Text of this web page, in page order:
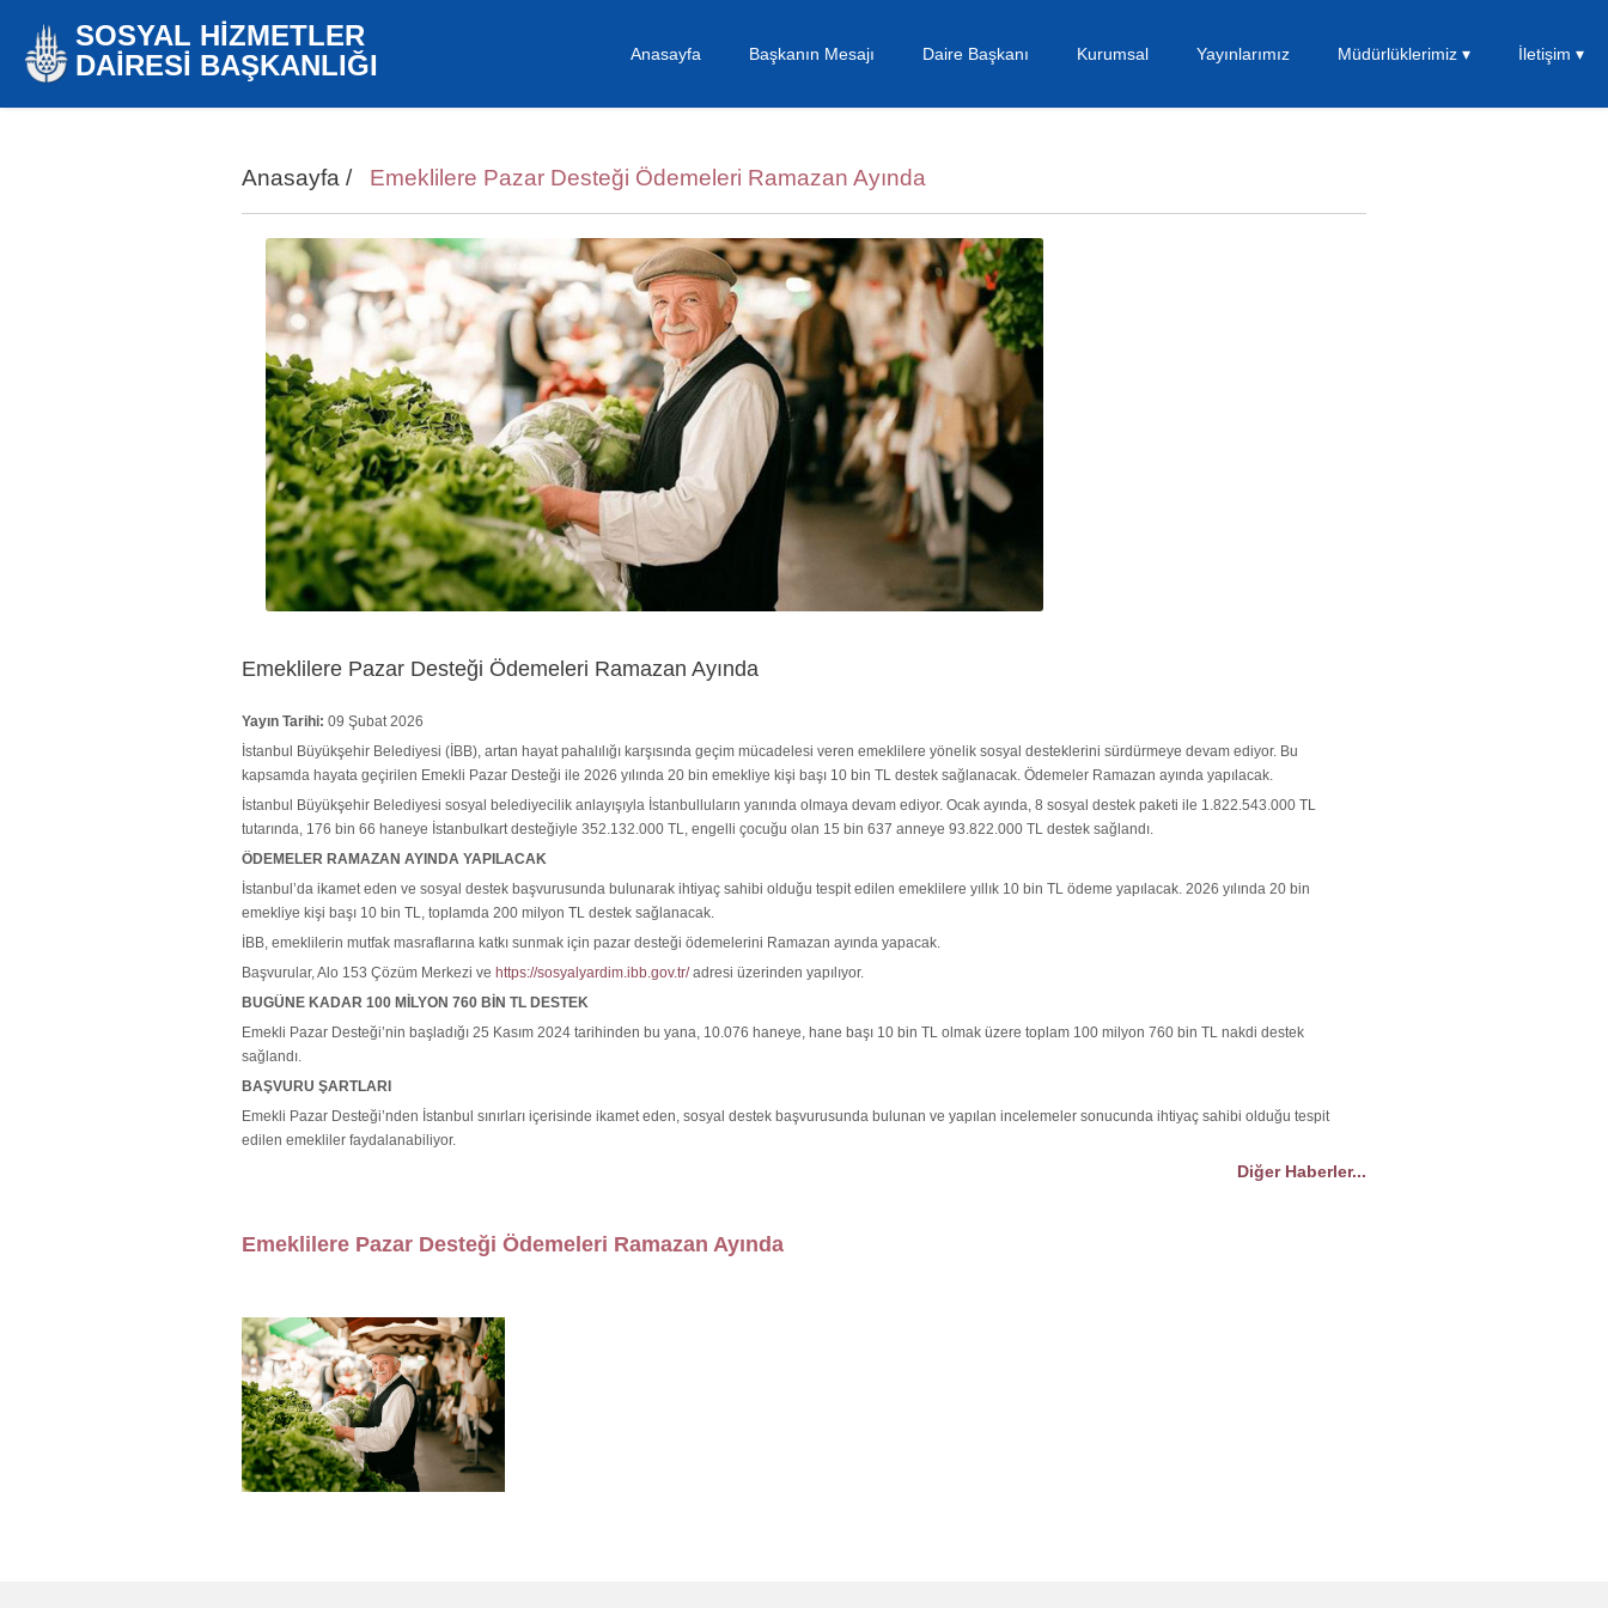
SOSYAL HİZMETLER
DAİRESİ BAŞKANLIĞI
Anasayfa Başkanın Mesajı Daire Başkanı Kurumsal Yayınlarımız Müdürlüklerimiz ▾ İletişim ▾
Anasayfa / Emeklilere Pazar Desteği Ödemeleri Ramazan Ayında
Emeklilere Pazar Desteği Ödemeleri Ramazan Ayında
Yayın Tarihi: 09 Şubat 2026
İstanbul Büyükşehir Belediyesi (İBB), artan hayat pahalılığı karşısında geçim mücadelesi veren emeklilere yönelik sosyal desteklerini sürdürmeye devam ediyor. Bu
kapsamda hayata geçirilen Emekli Pazar Desteği ile 2026 yılında 20 bin emekliye kişi başı 10 bin TL destek sağlanacak. Ödemeler Ramazan ayında yapılacak.
İstanbul Büyükşehir Belediyesi sosyal belediyecilik anlayışıyla İstanbulluların yanında olmaya devam ediyor. Ocak ayında, 8 sosyal destek paketi ile 1.822.543.000 TL
tutarında, 176 bin 66 haneye İstanbulkart desteğiyle 352.132.000 TL, engelli çocuğu olan 15 bin 637 anneye 93.822.000 TL destek sağlandı.
ÖDEMELER RAMAZAN AYINDA YAPILACAK
İstanbul’da ikamet eden ve sosyal destek başvurusunda bulunarak ihtiyaç sahibi olduğu tespit edilen emeklilere yıllık 10 bin TL ödeme yapılacak. 2026 yılında 20 bin
emekliye kişi başı 10 bin TL, toplamda 200 milyon TL destek sağlanacak.
İBB, emeklilerin mutfak masraflarına katkı sunmak için pazar desteği ödemelerini Ramazan ayında yapacak.
Başvurular, Alo 153 Çözüm Merkezi ve https://sosyalyardim.ibb.gov.tr/adresi üzerinden yapılıyor.
BUGÜNE KADAR 100 MİLYON 760 BİN TL DESTEK
Emekli Pazar Desteği’nin başladığı 25 Kasım 2024 tarihinden bu yana, 10.076 haneye, hane başı 10 bin TL olmak üzere toplam 100 milyon 760 bin TL nakdi destek
sağlandı.
BAŞVURU ŞARTLARI
Emekli Pazar Desteği’nden İstanbul sınırları içerisinde ikamet eden, sosyal destek başvurusunda bulunan ve yapılan incelemeler sonucunda ihtiyaç sahibi olduğu tespit
edilen emekliler faydalanabiliyor.
Diğer Haberler...
Emeklilere Pazar Desteği Ödemeleri Ramazan Ayında